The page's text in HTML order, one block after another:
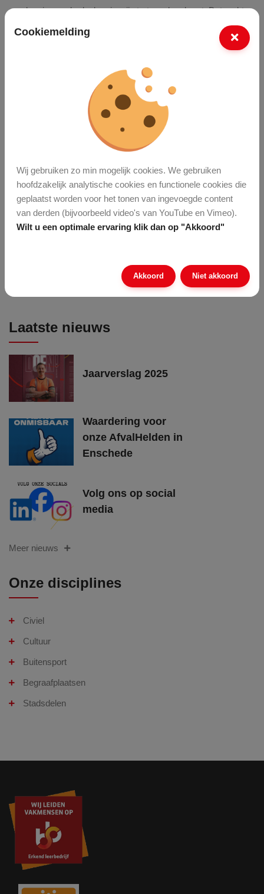
Cookiemelding
Wij gebruiken zo min mogelijk cookies. We gebruiken
hoofdzakelijk analytische cookies en functionele cookies die
geplaatst worden voor het tonen van ingevoegde content
van derden (bijvoorbeeld video's van YouTube en Vimeo).
Wilt u een optimale ervaring klik dan op "Akkoord"
Akkoord Niet akkoord
spreken je aan, bedanken je, zijn trots op hun buurt. Dat raakt
vakmanschap, samenwerken, groeien en betekenis geven.
Aan jezelf, aan collega’s en aan Enschede
Ik ga elke dag met plezier naar mijn werk en hoop dit nog heel
lang, in goede gezondheid, te mogen doen. En eerlijk? Ik zou
het voor geen goud willen missen.''
Recente vacatures
Grondwerker
Monteur Tuin- En Parkmachines
Laatste nieuws
Jaarverslag 2025
Waardering voor
onze AfvalHelden in
Enschede
Volg ons op social
media
Meer nieuws
Onze disciplines
Civiel
Cultuur
Buitensport
Begraafplaatsen
Stadsdelen